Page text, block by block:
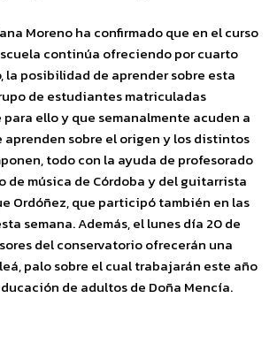
Moreno ha confirmado que en el curso
continúa ofreciendo por cuarto
la posibilidad de aprender sobre esta
de estudiantes matriculadas
ello y que semanalmente acuden a
aprenden sobre el origen y los distintos
todo con la ayuda de profesorado
de música de Córdoba y del guitarrista
Ordóñez, que participó también en las
semana. Además, el lunes día 20 de
del conservatorio ofrecerán una
palo sobre el cual trabajarán este año
de adultos de Doña Mencía.